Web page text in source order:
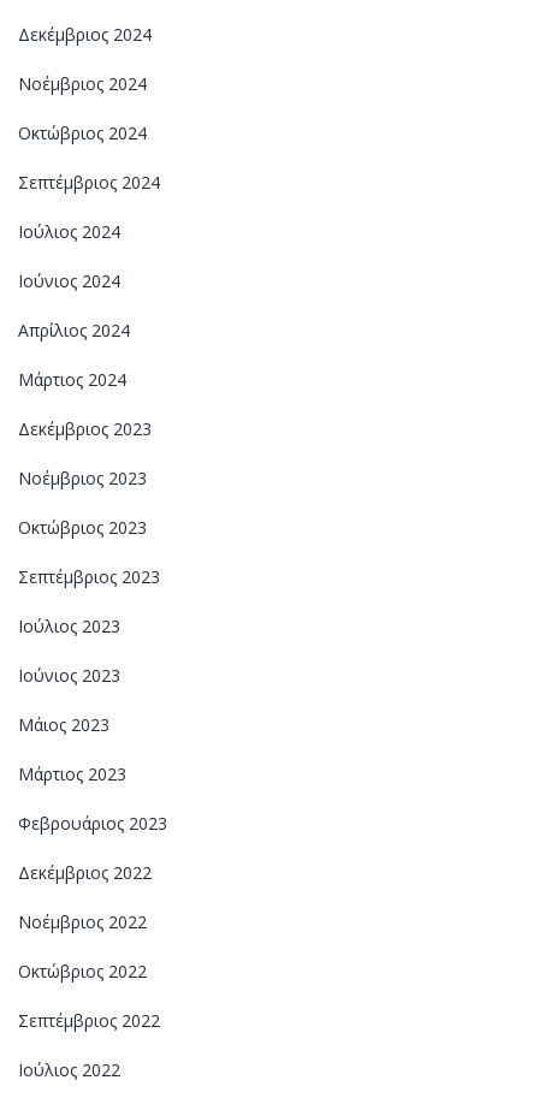
Δεκέμβριος 2024
Νοέμβριος 2024
Οκτώβριος 2024
Σεπτέμβριος 2024
Ιούλιος 2024
Ιούνιος 2024
Απρίλιος 2024
Μάρτιος 2024
Δεκέμβριος 2023
Νοέμβριος 2023
Οκτώβριος 2023
Σεπτέμβριος 2023
Ιούλιος 2023
Ιούνιος 2023
Μάιος 2023
Μάρτιος 2023
Φεβρουάριος 2023
Δεκέμβριος 2022
Νοέμβριος 2022
Οκτώβριος 2022
Σεπτέμβριος 2022
Ιούλιος 2022